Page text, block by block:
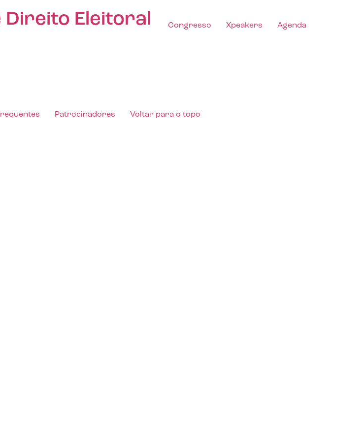
Eleitoral Congresso Xpeakers Agenda
Patrocinadores
Voltar para o topo